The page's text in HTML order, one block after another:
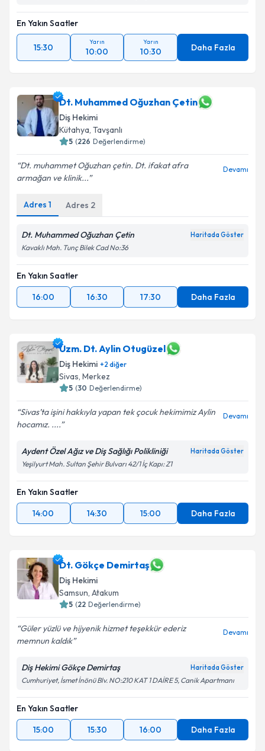
En Yakın Saatler
15:30
Yarın
10:00
Yarın
10:30 Daha Fazla
Dt. Muhammed Oğuzhan Çetin
Diş Hekimi
Kütahya, Tavşanlı
5 (226 Değerlendirme)
Dt. muhammet Oğuzhan çetin. Dt. ifakat afra
armağan ve klinik...
Devamı
Adres 1 Adres 2
Dt. Muhammed Oğuzhan Çetin Haritada Göster
Kavaklı Mah. Tunç Bilek Cad No:36
En Yakın Saatler
16:00
16:30 17:30 Daha Fazla
Uzm. Dt. Aylin Otugüzel
Diş Hekimi +2 diğer
Sivas, Merkez
5 (30 Değerlendirme)
Sivas’ta işini hakkıyla yapan tek çocuk hekimimiz Aylin
hocamız. ....
Devamı
Aydent Özel Ağız ve Diş Sağlığı Polikliniği Haritada Göster
Yeşilyurt Mah. Sultan Şehir Bulvarı 42/1 İç Kapı: Z1
En Yakın Saatler
14:00
14:30 15:00 Daha Fazla
Dt. Gökçe Demirtaş
Diş Hekimi
Samsun, Atakum
5 (22 Değerlendirme)
Güler yüzlü ve hijyenik hizmet teşekkür ederiz
memnun kaldık
Devamı
Diş Hekimi Gökçe Demirtaş Haritada Göster
Cumhuriyet, İsmet İnönü Blv. NO:210 KAT 1 DAİRE 5, Canik Apartmanı
En Yakın Saatler
15:00
15:30 16:00 Daha Fazla